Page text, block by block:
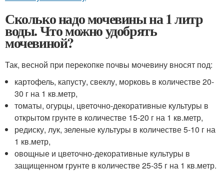
Сколько надо мочевины на 1 литр
воды. Что можно удобрять
мочевиной?
Так, весной при перекопке почвы мочевину вносят под:
картофель, капусту, свеклу, морковь в количестве 20-
30 г на 1 кв.метр,
томаты, огурцы, цветочно-декоративные культуры в
открытом грунте в количестве 15-20 г на 1 кв.метр,
редиску, лук, зеленые культуры в количестве 5-10 г на
1 кв.метр,
овощные и цветочно-декоративные культуры в
защищенном грунте в количестве 25-35 г на 1 кв.метр.